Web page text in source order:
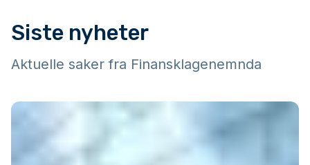
Siste nyheter
Aktuelle saker fra Finansklagenemnda